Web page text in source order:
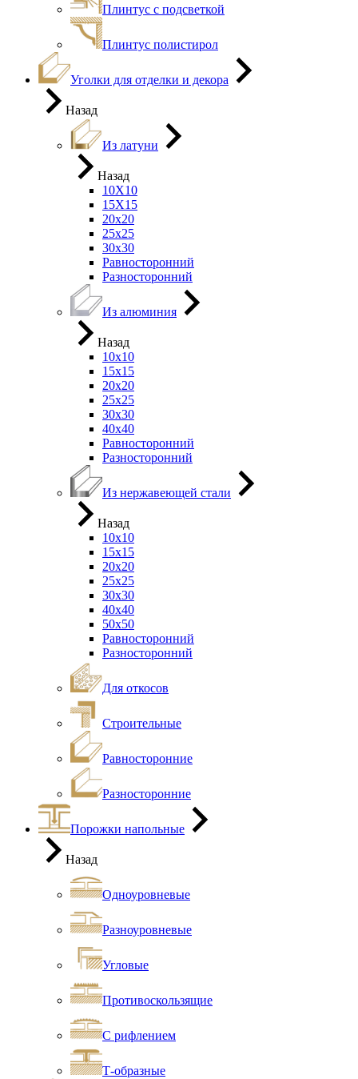
Плинтус с подсветкой
Плинтус полистирол
Уголки для отделки и декора
Назад
Из латуни
Назад
10Х10
15Х15
20х20
25х25
30х30
Равносторонний
Разносторонний
Из алюминия
Назад
10х10
15х15
20х20
25х25
30х30
40х40
Равносторонний
Разносторонний
Из нержавеющей стали
Назад
10х10
15х15
20х20
25х25
30х30
40х40
50х50
Равносторонний
Разносторонний
Для откосов
Строительные
Равносторонние
Разносторонние
Порожки напольные
Назад
Одноуровневые
Разноуровневые
Угловые
Противоскользящие
С рифлением
Т-образные